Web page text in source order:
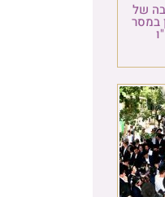
של
במסר